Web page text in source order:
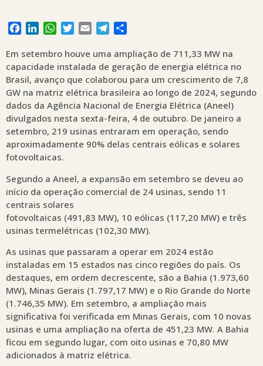
Facebook
LinkedInWhatsApp
Twitter
Email Telegram
Em setembro houve uma ampliação de 711,33 MW na
capacidade instalada de geração de energia elétrica no
Brasil, avanço que colaborou para um crescimento de 7,8
GW na matriz elétrica brasileira ao longo de 2024, segundo
dados da Agência Nacional de Energia Elétrica (Aneel)
divulgados nesta sexta-feira, 4 de outubro. De janeiro a
setembro, 219 usinas entraram em operação, sendo
aproximadamente 90% delas centrais eólicas e solares
fotovoltaicas.
Segundo a Aneel, a expansão em setembro se deveu ao
início da operação comercial de 24 usinas, sendo 11
centrais solares
fotovoltaicas (491,83 MW), 10 eólicas (117,20 MW) e três
usinas termelétricas (102,30 MW).
As usinas que passaram a operar em 2024 estão
instaladas em 15 estados nas cinco regiões do país. Os
destaques, em ordem decrescente, são a Bahia (1.973,60
MW), Minas Gerais (1.797,17 MW) e o Rio Grande do Norte
(1.746,35 MW). Em setembro, a ampliação mais
significativa foi verificada em Minas Gerais, com 10 novas
usinas e uma ampliação na oferta de 451,23 MW. A Bahia
ficou em segundo lugar, com oito usinas e 70,80 MW
adicionados à matriz elétrica.